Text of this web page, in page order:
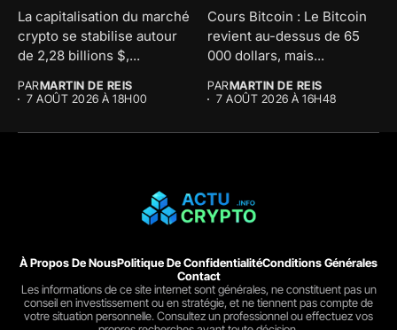
La capitalisation du marché
crypto se stabilise autour
de 2,28 billions $,...
PARMARTIN DE REIS
7 AOÛT 2026 À 18H00
Cours Bitcoin : Le Bitcoin
revient au-dessus de 65
000 dollars, mais...
PARMARTIN DE REIS
7 AOÛT 2026 À 16H48
À Propos De NousPolitique De ConfidentialitéConditions Générales
Contact
Les informations de ce site internet sont générales, ne constituent pas un
conseil en investissement ou en stratégie, et ne tiennent pas compte de
votre situation personnelle. Consultez un professionnel ou effectuez vos